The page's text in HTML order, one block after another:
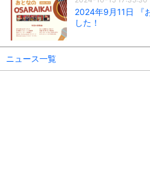
2024年9月11日 『
した！
ニュース一覧